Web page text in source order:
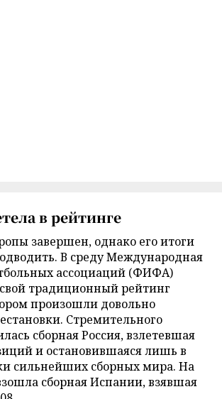
в рейтинге
завершен, однако его итоги
В среду Международная
ассоциаций (ФИФА)
традиционный рейтинг
произошли довольно
Стремительного
сборная Россия, взлетевшая
и остановившаяся лишь в
сильнейших сборных мира. На
сборная Испании, взявшая